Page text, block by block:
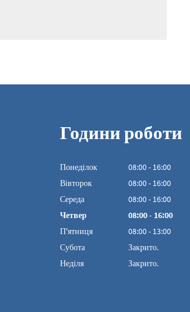
Години роботи
Понеділок 08:00- 16:00
З 08:00 до 16:00
Вівторок 08:00- 16:00
З 08:00 до 16:00
Середа 08:00- 16:00
З 08:00 до 16:00
Четвер 08:00- 16:00
З 08:00 до 16:00
П'ятниця 08:00- 13:00
З 08:00 до 13:00
Субота
Закрито.
Неділя
Закрито.